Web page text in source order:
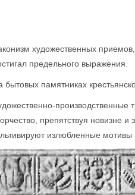
художественных
предельного выражения.
бытовых памятниках
производственные
препятствуя новизне
излюбленные